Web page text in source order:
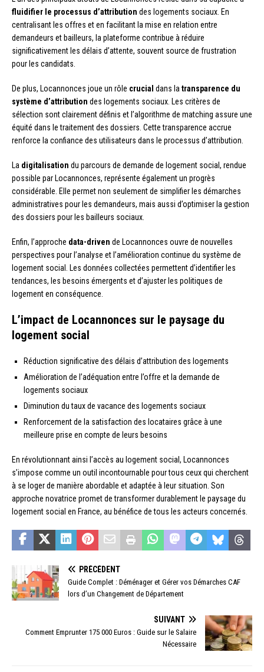
fluidifier le processus d’attribution des logements sociaux. En
centralisant les offres et en facilitant la mise en relation entre
demandeurs et bailleurs, la plateforme contribue à réduire
significativement les délais d’attente, souvent source de frustration
pour les candidats.
De plus, Locannonces joue un rôle crucial dans latransparence du
système d’attribution des logements sociaux. Les critères de
sélection sont clairement définis et l’algorithme de matching assure une
équité dans le traitement des dossiers. Cette transparence accrue
renforce la confiance des utilisateurs dans le processus d’attribution.
La digitalisation du parcours de demande de logement social, rendue
possible par Locannonces, représente également un progrès
considérable. Elle permet non seulement de simplifier les démarches
administratives pour les demandeurs, mais aussi d’optimiser la gestion
des dossiers pour les bailleurs sociaux.
Enfin, l’approche data-driven de Locannonces ouvre de nouvelles
perspectives pour l’analyse et l’amélioration continue du système de
logement social. Les données collectées permettent d’identifier les
tendances, les besoins émergents et d’ajuster les politiques de
logement en conséquence.
L’impact de Locannonces sur le paysage du
logement social
Réduction significative des délais d’attribution des logements
Amélioration de l’adéquation entre l’offre et la demande de
logements sociaux
Diminution du taux de vacance des logements sociaux
Renforcement de la satisfaction des locataires grâce à une
meilleure prise en compte de leurs besoins
En révolutionnant ainsi l’accès au logement social, Locannonces
s’impose comme un outil incontournable pour tous ceux qui cherchent
à se loger de manière abordable et adaptée à leur situation. Son
approche novatrice promet de transformer durablement le paysage du
logement social en France, au bénéfice de tous les acteurs concernés.
PRÉCÉDENT
Guide Complet : Déménager et Gérer vos Démarches CAF
lors d’un Changement de Département
SUIVANT
Comment Emprunter 175 000 Euros : Guide sur le Salaire
Nécessaire